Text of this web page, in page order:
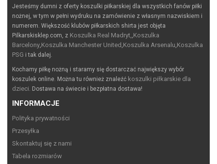
Jesteśmy dumni z oferty koszulki piłkarskiej dla wszystkich fanów piłki
nożnej, w tym w pełni wydruku na zamówienie z własnym nazwiskiem i
numerem. Większość klubów piłkarskich shirta jest objęta
Pilkarskisklep.com, z Koszulka Real Madryt, Koszulka
Barcelony Koszulka Manchester United Koszulka Arsenalu Koszulka
PSG i tak dalej.
Kochamy piłkę nożną i staramy się dostarczać największy wybór
koszulek online. Można tu również znaleźć koszulki piłkarskie dla
dzieci . Dostawa na świecie i bezpłatna dostawa!
INFORMACJE
Polityka prywatności
Przesyłka
Skontaktuj się z nami
Tabela rozmiarów